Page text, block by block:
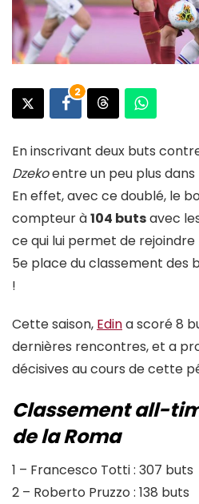
2
En inscrivant deux buts
Dzekoentre un peu plus dans
En effet, avec ce doublé, le
compteur à104 butsavec
ce qui lui permet de rejoindre
5e place du classement des
!
Cette saison, Edina scoré 8
dernières rencontres, et a
décisives au cours de cette
Classement all-
de la Roma
1 – Francesco Totti : 307 buts
2 – Roberto Pruzzo : 138 buts